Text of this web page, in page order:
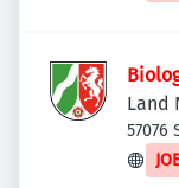
Land
57076